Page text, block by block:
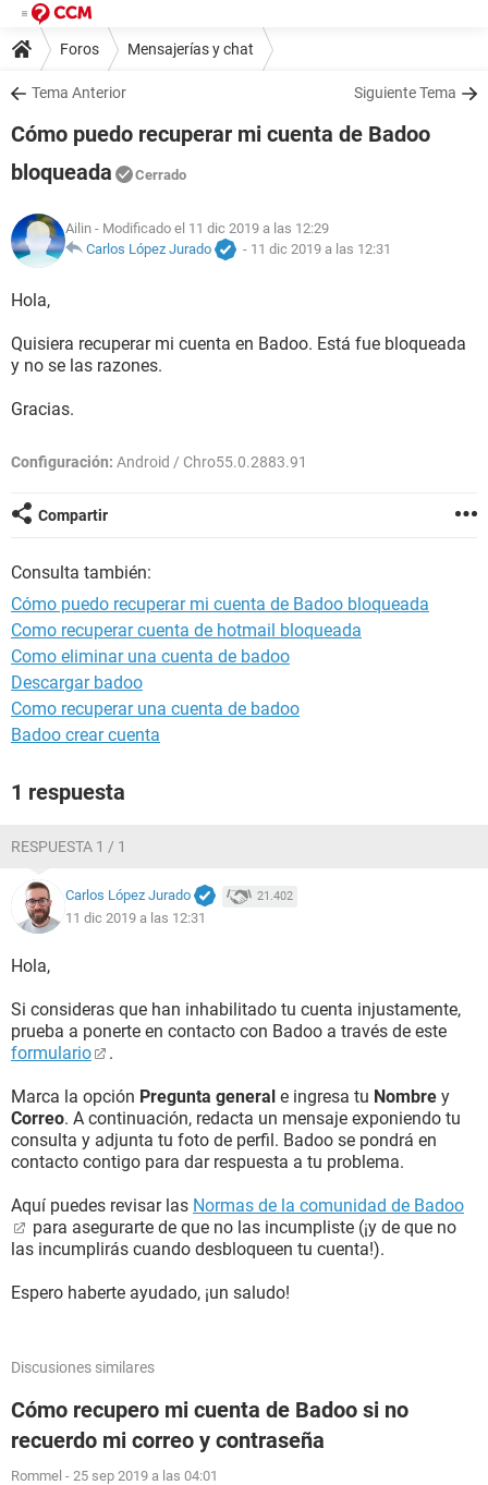
Foros Mensajerías y chat
Tema Anterior Siguiente Tema
Cómo puedo recuperar mi cuenta de Badoo
bloqueada
Cerrado
Ailin - Modificado el 11 dic 2019 a las 12:29
Carlos López Jurado
- 11 dic 2019 a las 12:31
Hola,
Quisiera recuperar mi cuenta en Badoo. Está fue bloqueada
y no se las razones.
Gracias.
Configuración: Android / Chro55.0.2883.91
Compartir
Consulta también:
Cómo puedo recuperar mi cuenta de Badoo bloqueada
Como recuperar cuenta de hotmail bloqueada
Como eliminar una cuenta de badoo
Descargar badoo
Como recuperar una cuenta de badoo
Badoo crear cuenta
1 respuesta
RESPUESTA 1 / 1
Carlos López Jurado 21.402
11 dic 2019 a las 12:31
Hola,
Si consideras que han inhabilitado tu cuenta injustamente,
prueba a ponerte en contacto con Badoo a través de este
formulario
.
Marca la opción Pregunta general e ingresa tu Nombre y
Correo. A continuación, redacta un mensaje exponiendo tu
consulta y adjunta tu foto de perfil. Badoo se pondrá en
contacto contigo para dar respuesta a tu problema.
Aquí puedes revisar las Normas de la comunidad de Badoo
para asegurarte de que no las incumpliste (¡y de que no
las incumplirás cuando desbloqueen tu cuenta!).
Espero haberte ayudado, ¡un saludo!
Discusiones similares
Cómo recupero mi cuenta de Badoo si no
recuerdo mi correo y contraseña
Rommel - 25 sep 2019 a las 04:01